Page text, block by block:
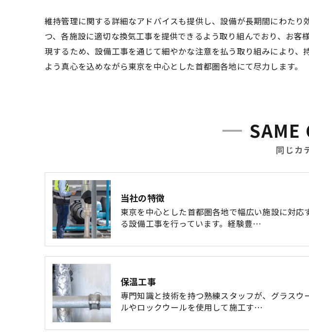
維持管理に関する詳細なアドバイスも提供し、設備が長期間にわた
つ、各施設に適切な換気工事を提供できるよう取り組んでおり、お
現するため、設備工事を通じて細やかな注意を払う取り組みにより
よう真心を込めながら東京を中心とした首都圏各地にて尽力します。
同じカ
SAME
当社の特徴
東京を中心とした首都圏各地で幅広い施設に対応
る設備工事を行っています。経験豊…
保温工事
専門知識と技術を持つ熟練スタッフが、グラスウ
ルやロックウールを使用して施工す…